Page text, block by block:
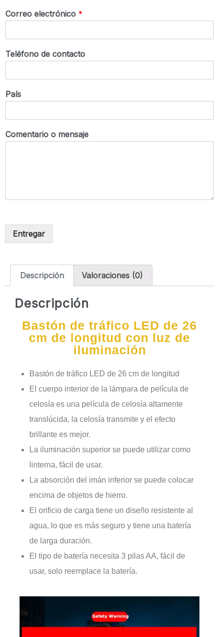
Correo electrónico *
Teléfono de contacto
País
Comentario o mensaje
Entregar
Descripción Valoraciones (0)
Descripción
Bastón de tráfico LED de 26
cm de longitud con luz de
iluminación
Bastón de tráfico LED de 26 cm de longitud
El cuerpo interior de la lámpara de película de
celosía es una película de celosía altamente
translúcida, la celosía transmite y el efecto
brillante es mejor.
La iluminación superior se puede utilizar como
linterna, fácil de usar.
La absorción del imán inferior se puede colocar
encima de objetos de hierro.
El orificio de carga tiene un diseño resistente al
agua, lo que es más seguro y tiene una batería
de larga duración.
El tipo de batería necesita 3 pilas AA, fácil de
usar, solo reemplace la batería.